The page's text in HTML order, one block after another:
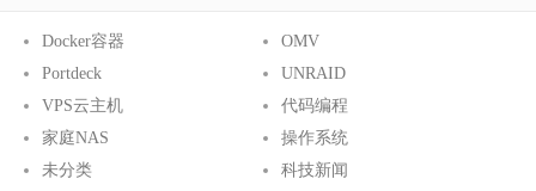
Docker容器
OMV
Portdeck
UNRAID
VPS云主机
代码编程
家庭NAS
操作系统
未分类
科技新闻